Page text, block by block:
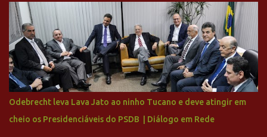
feito imediatamente para pagamento de dívidas emergenciais e
investimentos no departamento de futebol. O projeto apresentado
para a recuperação do Cruzeiro, o aporte financeiro inicial, com
Ronaldo sendo solidário à dívida de R$ 1 bilhão a partir de agora,
mais o peso que o ex-atacante tem no mundo do futebol, além de
sua história na Raposa, pesaram para que um dos mais icônicos
camisas 9 acertasse a compra do clube. Fonte: Itatiaia Fonte:
ADVOGADO DO CRUZEIRO NA SAF EXPLICA SITUAÇÃO DO
CRUZEIRO - RONALDO COMPROU 90% DAS AÇÕES DO CLUBE
Odebrecht leva Lava Jato ao ninho Tucano e deve atingir em
cheio os Presidenciáveis do PSDB | Diálogo em Rede